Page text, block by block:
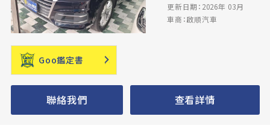
更新日期：2026年 03月
車商：啟順汽車
Goo鑑定書
聯絡我們 查看詳情